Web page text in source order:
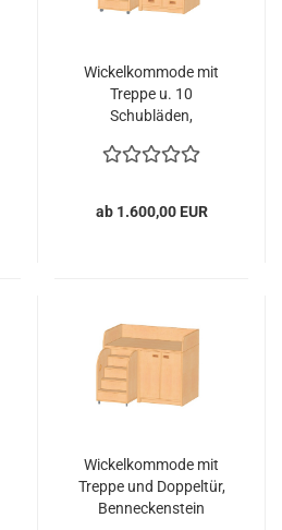
Wickelkommode mit
Treppe u. 10
Schubläden,
ab 1.600,00 EUR
Wickelkommode mit
Treppe und Doppeltür,
Benneckenstein